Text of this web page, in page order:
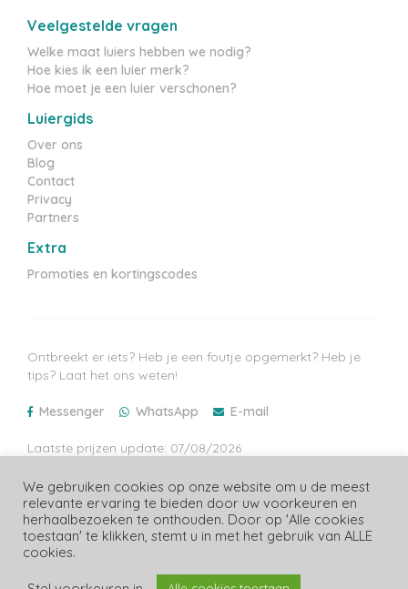
Veelgestelde vragen
Welke maat luiers hebben we nodig?
Hoe kies ik een luier merk?
Hoe moet je een luier verschonen?
Luiergids
Over ons
Blog
Contact
Privacy
Partners
Extra
Promoties en kortingscodes
Ontbreekt er iets? Heb je een foutje opgemerkt? Heb je
tips? Laat het ons weten!
Messenger WhatsApp E-mail
Laatste prijzen update: 07/08/2026
Copyright Luiergids.be
We gebruiken cookies op onze website om u de meest
relevante ervaring te bieden door uw voorkeuren en
herhaalbezoeken te onthouden. Door op 'Alle cookies
toestaan' te klikken, stemt u in met het gebruik van ALLE
cookies.